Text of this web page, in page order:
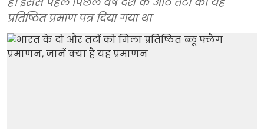
प्रतिष्ठित प्रमाण पत्र दिया गया था